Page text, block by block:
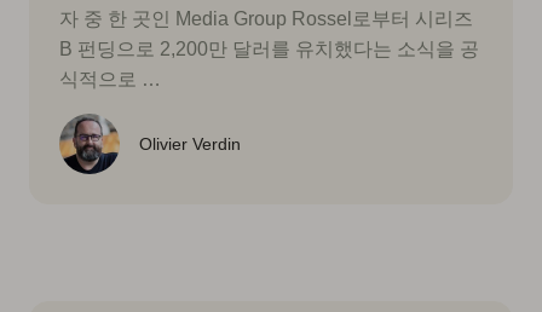
자 중 한 곳인 Media Group Rossel로부터 시리즈
B 펀딩으로 2,200만 달러를 유치했다는 소식을 공
식적으로 …
Olivier Verdin